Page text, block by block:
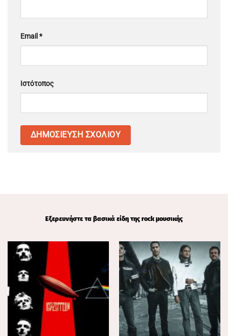
Email *
Ιστότοπος
Εξερευνήστε τα βασικά είδη της rock μουσικής